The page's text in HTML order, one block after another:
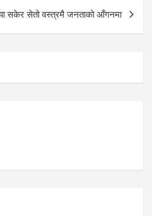
सकेर सेतो वस्त्रमै जनताको आँगनमा